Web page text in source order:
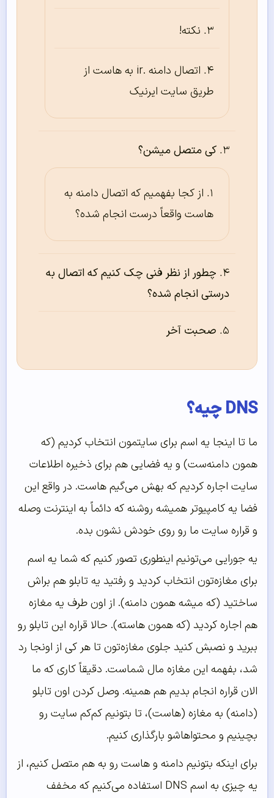
نکته!
اتصال دامنه .ir به هاست از
طریق سایت ایرنیک
کی متصل میشن؟
از کجا بفهمیم که اتصال دامنه به
هاست واقعاً درست انجام شده؟
چطور از نظر فنی چک کنیم که اتصال به
درستی انجام شده؟
صحبت آخر
DNS چیه؟
ما تا اینجا یه اسم برای سایتمون انتخاب کردیم (که
همون دامنه‌ست) و یه فضایی هم برای ذخیره اطلاعات
سایت اجاره کردیم که بهش می‌گیم هاست. در واقع این
فضا یه کامپیوتر همیشه روشنه که دائماً به اینترنت وصله
و قراره سایت ما رو روی خودش نشون بده.
یه جورایی می‌تونیم اینطوری تصور کنیم که شما یه اسم
برای مغازه‌تون انتخاب کردید و رفتید یه تابلو هم براش
ساختید (که میشه همون دامنه). از اون طرف یه مغازه
هم اجاره کردید (که همون هاسته). حالا قراره این تابلو رو
ببرید و نصبش کنید جلوی مغازه‌تون تا هر کی از اونجا رد
شد، بفهمه این مغازه مال شماست. دقیقاً کاری که ما
الان قراره انجام بدیم هم همینه. وصل کردن اون تابلو
(دامنه) به مغازه (هاست)، تا بتونیم کم‌کم سایت رو
بچینیم و محتواهاشو بارگذاری کنیم.
برای اینکه بتونیم دامنه و هاست رو به هم متصل کنیم، از
یه چیزی به اسم DNS استفاده می‌کنیم که مخفف